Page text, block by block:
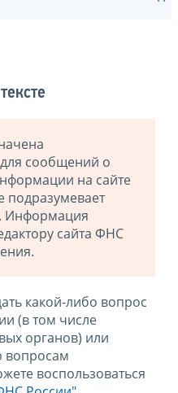
сообщений о
на сайте
Информация
сайта ФНС
какой-либо вопрос
(в том числе
органов) или
вопросам
воспользоваться